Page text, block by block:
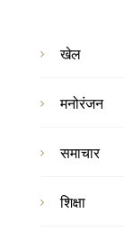
खेल
मनोरंजन
समाचार
शिक्षा